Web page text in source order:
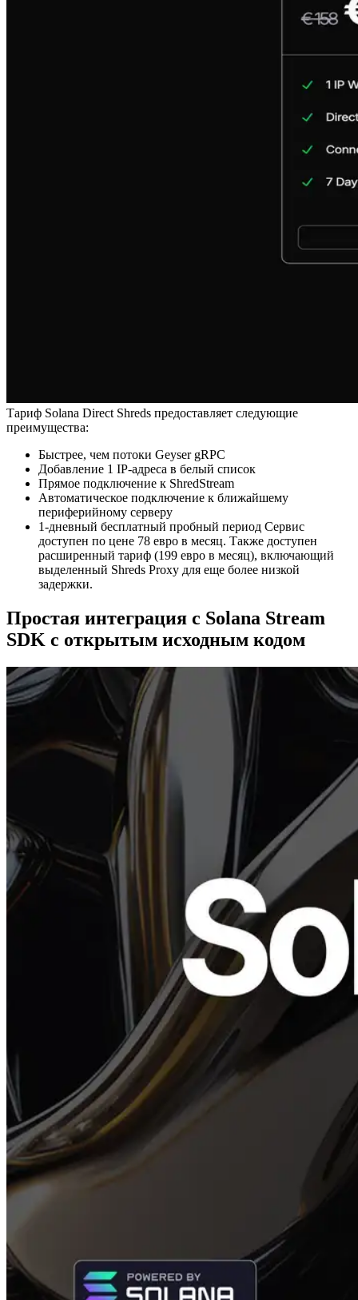
Тариф Solana Direct Shreds предоставляет следующие
преимущества:
Быстрее, чем потоки Geyser gRPC
Добавление 1 IP-адреса в белый список
Прямое подключение к ShredStream
Автоматическое подключение к ближайшему
периферийному серверу
1-дневный бесплатный пробный период Сервис
доступен по цене 78 евро в месяц. Также доступен
расширенный тариф (199 евро в месяц), включающий
выделенный Shreds Proxy для еще более низкой
задержки.
Простая интеграция с Solana Stream
SDK с открытым исходным кодом